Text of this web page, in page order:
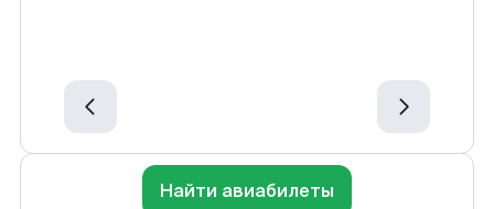
Найти авиабилеты